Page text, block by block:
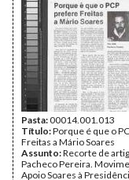
Pasta:00014.001.013
Título:Porque é que o
Freitas a Mário Soares
Assunto:Recorte de
Pacheco Pereira.
Apoio Soares à